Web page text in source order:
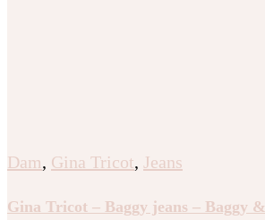
Dam, Gina Tricot, Jeans
Gina Tricot – Baggy jeans – Baggy